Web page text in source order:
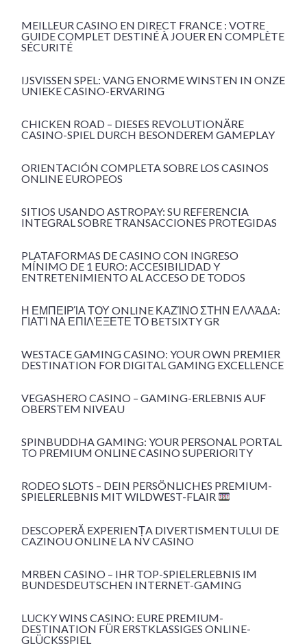
MEILLEUR CASINO EN DIRECT FRANCE : VOTRE
GUIDE COMPLET DESTINÉ À JOUER EN COMPLÈTE
SÉCURITÉ
IJSVISSEN SPEL: VANG ENORME WINSTEN IN ONZE
UNIEKE CASINO-ERVARING
CHICKEN ROAD – DIESES REVOLUTIONÄRE
CASINO-SPIEL DURCH BESONDEREM GAMEPLAY
ORIENTACIÓN COMPLETA SOBRE LOS CASINOS
ONLINE EUROPEOS
SITIOS USANDO ASTROPAY: SU REFERENCIA
INTEGRAL SOBRE TRANSACCIONES PROTEGIDAS
PLATAFORMAS DE CASINO CON INGRESO
MÍNIMO DE 1 EURO: ACCESIBILIDAD Y
ENTRETENIMIENTO AL ACCESO DE TODOS
Η ΕΜΠΕΙΡΊΑ ΤΟΥ ONLINE ΚΑΖΊΝΟ ΣΤΗΝ ΕΛΛΆΔΑ:
ΓΙΑΤΊ ΝΑ ΕΠΙΛΈΞΕΤΕ ΤΟ BETSIXTY GR
WESTACE GAMING CASINO: YOUR OWN PREMIER
DESTINATION FOR DIGITAL GAMING EXCELLENCE
VEGASHERO CASINO – GAMING-ERLEBNIS AUF
OBERSTEM NIVEAU
SPINBUDDHA GAMING: YOUR PERSONAL PORTAL
TO PREMIUM ONLINE CASINO SUPERIORITY
RODEO SLOTS – DEIN PERSÖNLICHES PREMIUM-
SPIELERLEBNIS MIT WILDWEST-FLAIR
DESCOPERĂ EXPERIENȚA DIVERTISMENTULUI DE
CAZINOU ONLINE LA NV CASINO
MRBEN CASINO – IHR TOP-SPIELERLEBNIS IM
BUNDESDEUTSCHEN INTERNET-GAMING
LUCKY WINS CASINO: EURE PREMIUM-
DESTINATION FÜR ERSTKLASSIGES ONLINE-
GLÜCKSSPIEL